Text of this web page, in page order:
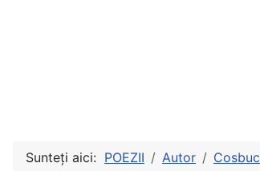
Sunteți aici: POEZII Autor Cosbuc